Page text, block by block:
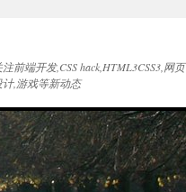
注前端开发,CSS hack,HTML3CSS3,网页
计,游戏等新动态